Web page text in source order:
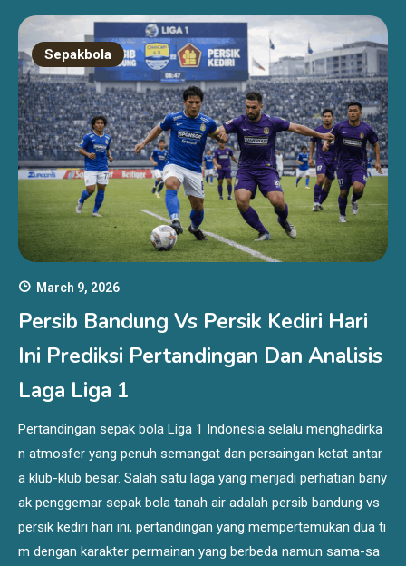
Sepakbola
March 9, 2026
Persib Bandung Vs Persik Kediri Hari
Ini Prediksi Pertandingan Dan Analisis
Laga Liga 1
Pertandingan sepak bola Liga 1 Indonesia selalu menghadirka
n atmosfer yang penuh semangat dan persaingan ketat antar
a klub-klub besar. Salah satu laga yang menjadi perhatian bany
ak penggemar sepak bola tanah air adalah persib bandung vs
persik kediri hari ini, pertandingan yang mempertemukan dua ti
m dengan karakter permainan yang berbeda namun sama-sa